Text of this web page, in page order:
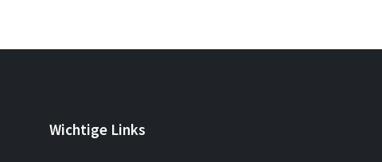
Wichtige Links